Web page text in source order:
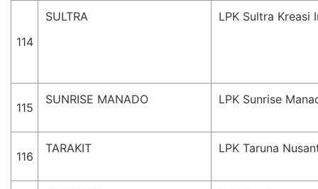
114
SULTRA LPK Sultra Kreasi
115
SUNRISE MANADO LPK Sunrise
116
TARAKIT LPK Taruna